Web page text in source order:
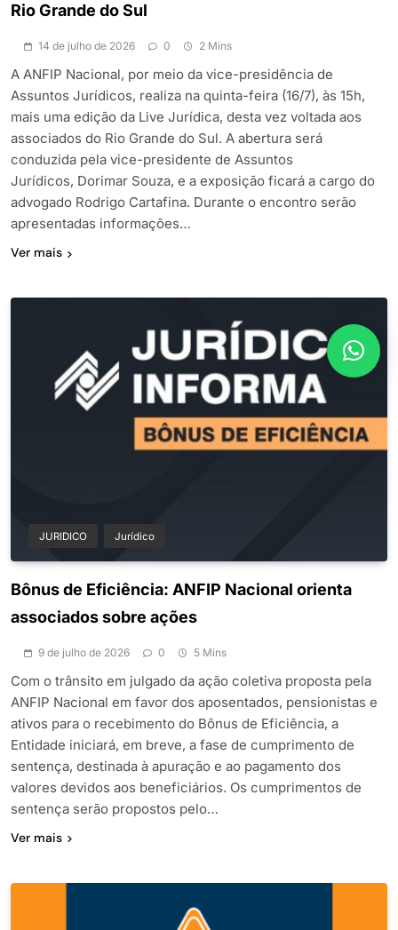
Rio Grande do Sul
14 de julho de 2026 0 2 Mins
A ANFIP Nacional, por meio da vice-presidência de
Assuntos Jurídicos, realiza na quinta-feira (16/7), às 15h,
mais uma edição da Live Jurídica, desta vez voltada aos
associados do Rio Grande do Sul. A abertura será
conduzida pela vice-presidente de Assuntos
Jurídicos, Dorimar Souza, e a exposição ficará a cargo do
advogado Rodrigo Cartafina. Durante o encontro serão
apresentadas informações…
Ver mais
JURIDICO Jurídico
Bônus de Eficiência: ANFIP Nacional orienta
associados sobre ações
9 de julho de 2026 0 5 Mins
Com o trânsito em julgado da ação coletiva proposta pela
ANFIP Nacional em favor dos aposentados, pensionistas e
ativos para o recebimento do Bônus de Eficiência, a
Entidade iniciará, em breve, a fase de cumprimento de
sentença, destinada à apuração e ao pagamento dos
valores devidos aos beneficiários. Os cumprimentos de
sentença serão propostos pelo…
Ver mais